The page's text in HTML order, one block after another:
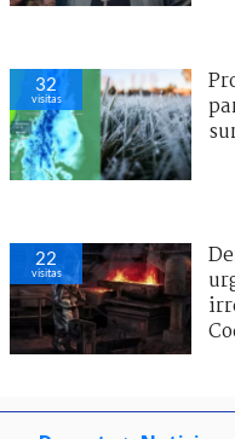
32
visitas
22
visitas